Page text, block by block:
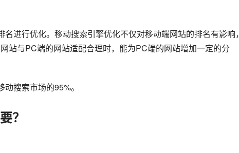
进行优化。移动搜索引擎优化不仅对移动端网站的排名有影响，
站与PC端的网站适配合理时，能为PC端的网站增加一定的分
搜索市场的95%。
？